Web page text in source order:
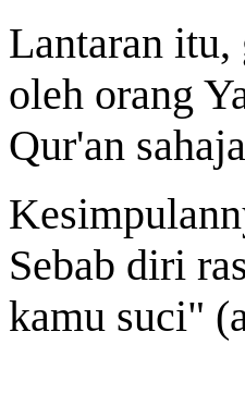
Lantaran itu,
oleh orang
Qur'an
Sebab diri
kamu suci"